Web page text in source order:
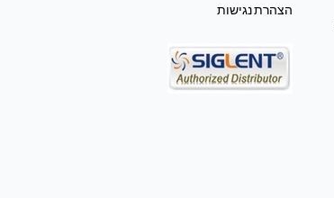
הצהרת נגישות